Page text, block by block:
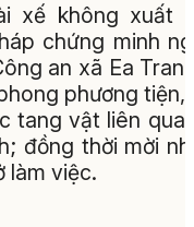
xế không xuất
chứng minh
an xã Ea
phương tiện,
tang vật liên
đồng thời mời
làm việc.